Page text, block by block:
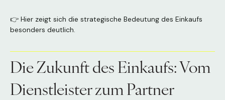
👉 Hier zeigt sich die strategische Bedeutung des Einkaufs
besonders deutlich.
Die Zukunft des Einkaufs: Vom
Dienstleister zum Partner